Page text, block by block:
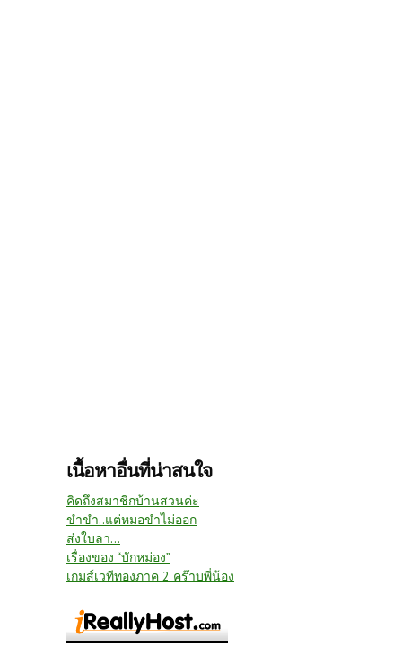
เนื้อหาอื่นที่น่าสนใจ
คิดถึงสมาชิกบ้านสวนค่ะ
ขำขำ..แต่หมอขำไม่ออก
ส่งใบลา...
เรื่องของ “บักหม่อง”
เกมส์เวทีทองภาค 2 คร๊าบพี่น้อง